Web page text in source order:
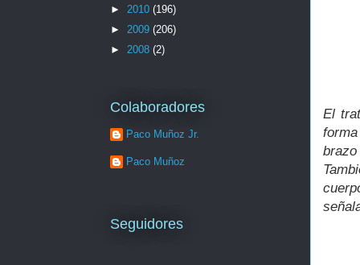
El
► 2010 (196)
► 2009 (206)
► 2008 (2)
Colaboradores
Paco Muñoz Jr.
Paco Muñoz
Seguidores